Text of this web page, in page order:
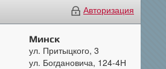
Авторизация
Минск
ул. Притыцкого, 3
ул. Богдановича, 124-4Н